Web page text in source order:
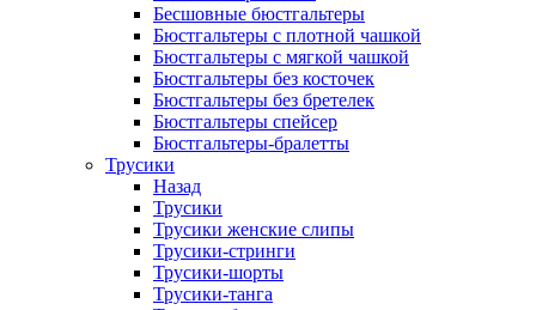
Бесшовные бюстгальтеры
Бюстгальтеры с плотной чашкой
Бюстгальтеры с мягкой чашкой
Бюстгальтеры без косточек
Бюстгальтеры без бретелек
Бюстгальтеры спейсер
Бюстгальтеры-бралетты
Трусики
Назад
Трусики
Трусики женские слипы
Трусики-стринги
Трусики-шорты
Трусики-танга